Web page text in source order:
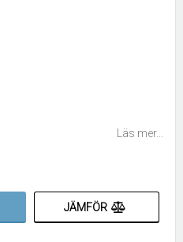
Läs mer...
JÄMFÖR